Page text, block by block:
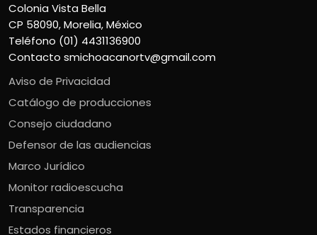
Colonia Vista Bella
CP 58090, Morelia, México
Teléfono (01) 4431136900
Contacto smichoacanortv@gmail.com
Aviso de Privacidad
Catálogo de producciones
Consejo ciudadano
Defensor de las audiencias
Marco Jurídico
Monitor radioescucha
Transparencia
Estados financieros